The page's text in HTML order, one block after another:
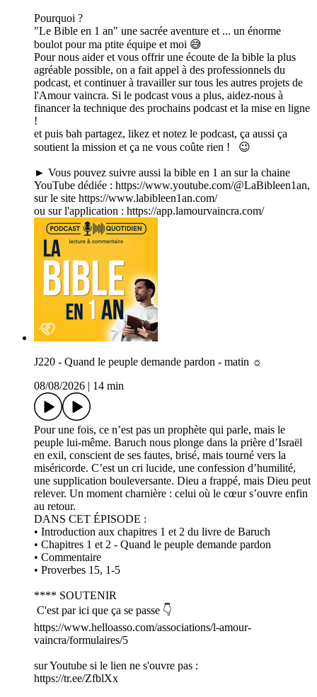
Pourquoi ?
"Le Bible en 1 an" une sacrée aventure et ... un énorme
boulot pour ma ptite équipe et moi 😅
Pour nous aider et vous offrir une écoute de la bible la plus
agréable possible, on a fait appel à des professionnels du
podcast, et continuer à travailler sur tous les autres projets de
l'Amour vaincra. Si le podcast vous a plus, aidez-nous à
financer la technique des prochains podcast et la mise en ligne
!
et puis bah partagez, likez et notez le podcast, ça aussi ça
soutient la mission et ça ne vous coûte rien ! 😉
► Vous pouvez suivre aussi la bible en 1 an sur la chaine
YouTube dédiée : https://www.youtube.com/@LaBibleen1an,
sur le site https://www.labibleen1an.com/
ou sur l'application : https://app.lamourvaincra.com/
J220 - Quand le peuple demande pardon - matin ☼
08/08/2026
14 min
Pour une fois, ce n’est pas un prophète qui parle, mais le
peuple lui-même. Baruch nous plonge dans la prière d’Israël
en exil, conscient de ses fautes, brisé, mais tourné vers la
miséricorde. C’est un cri lucide, une confession d’humilité,
une supplication bouleversante. Dieu a frappé, mais Dieu peut
relever. Un moment charnière : celui où le cœur s’ouvre enfin
au retour.
DANS CET ÉPISODE :
• Introduction aux chapitres 1 et 2 du livre de Baruch
• Chapitres 1 et 2 - Quand le peuple demande pardon
• Commentaire
• Proverbes 15, 1-5
**** SOUTENIR
C'est par ici que ça se passe 👇
https://www.helloasso.com/associations/l-amour-
vaincra/formulaires/5
sur Youtube si le lien ne s'ouvre pas :
https://tr.ee/ZfblXx